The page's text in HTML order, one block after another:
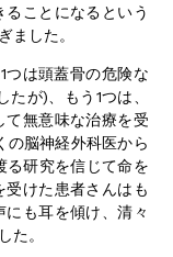
ことになるという
ました。
つは頭蓋骨の危険な
が)、もう1つは、
て無意味な治療を受
の脳神経外科医から
る研究を信じて命を
けた患者さんはも
も耳を傾け、清々
た。